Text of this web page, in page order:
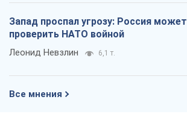
Запад проспал угрозу: Россия может
проверить НАТО войной
Леонид Невзлин 6,1 т.
Все мнения